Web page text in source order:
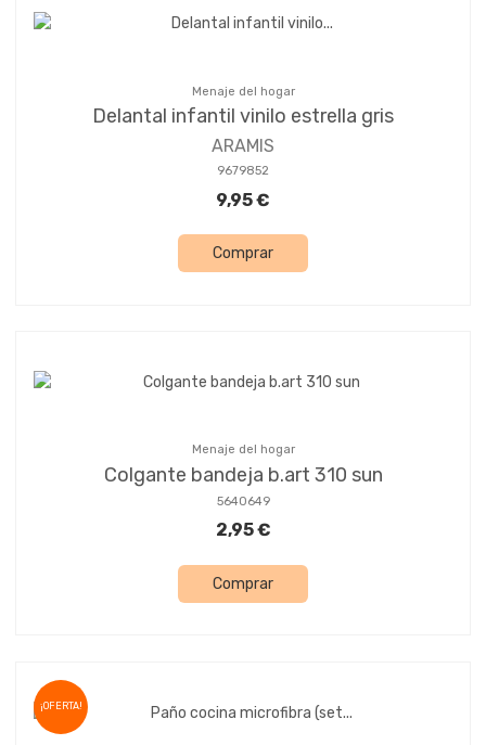
Menaje del hogar
Delantal infantil vinilo estrella gris
ARAMIS
9679852
9,95 €
Comprar
Menaje del hogar
Colgante bandeja b.art 310 sun
5640649
2,95 €
Comprar
¡OFERTA!